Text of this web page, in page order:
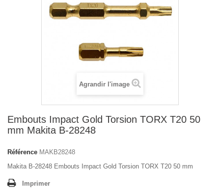
Agrandir l'image
Embouts Impact Gold Torsion TORX T20 50
mm Makita B-28248
Référence MAKB28248
Makita B-28248 Embouts Impact Gold Torsion TORX T20 50 mm
Imprimer